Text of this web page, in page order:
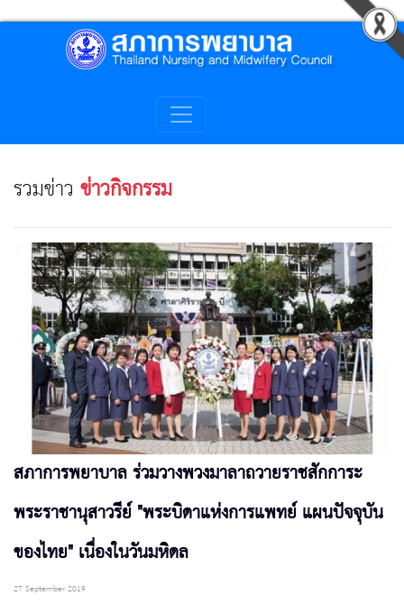
รวมข่าว ข่าวกิจกรรม
สภาการพยาบาล ร่วมวางพวงมาลาถวายราชสักการะ
พระราชานุสาวรีย์ "พระบิดาแห่งการแพทย์ แผนปัจจุบัน
ของไทย" เนื่องในวันมหิดล
27 September 2019